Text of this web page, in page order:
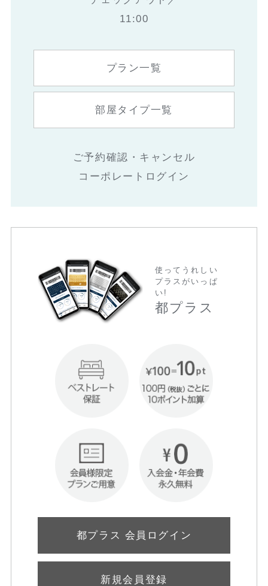
11:00
プラン一覧
部屋タイプ一覧
ご予約確認・キャンセル
コーポレートログイン
使ってうれしい
プラスがいっぱ
い!
都プラス
都プラス 会員ログイン
新規会員登録